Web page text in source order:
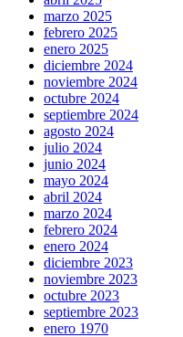
marzo 2025
febrero 2025
enero 2025
diciembre 2024
noviembre 2024
octubre 2024
septiembre 2024
agosto 2024
julio 2024
junio 2024
mayo 2024
abril 2024
marzo 2024
febrero 2024
enero 2024
diciembre 2023
noviembre 2023
octubre 2023
septiembre 2023
enero 1970